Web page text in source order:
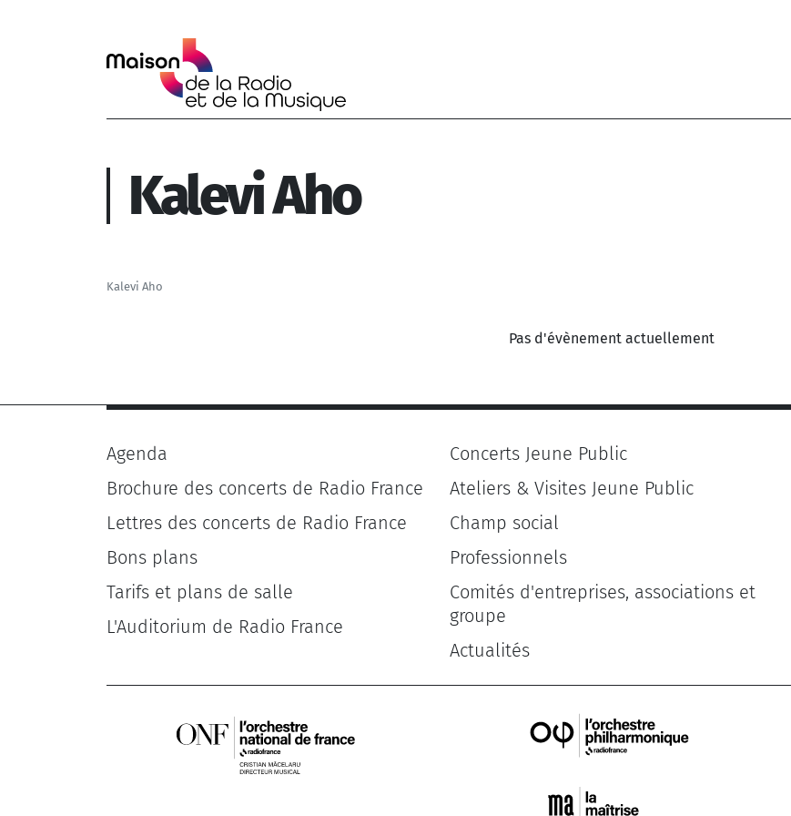
Kalevi Aho
Kalevi Aho
Pas d'évènement actuellement
Agenda
Brochure des concerts de Radio France
Lettres des concerts de Radio France
Bons plans
Tarifs et plans de salle
L'Auditorium de Radio France
Concerts Jeune Public
Ateliers & Visites Jeune Public
Champ social
Professionnels
Comités d'entreprises, associations et
groupe
Actualités